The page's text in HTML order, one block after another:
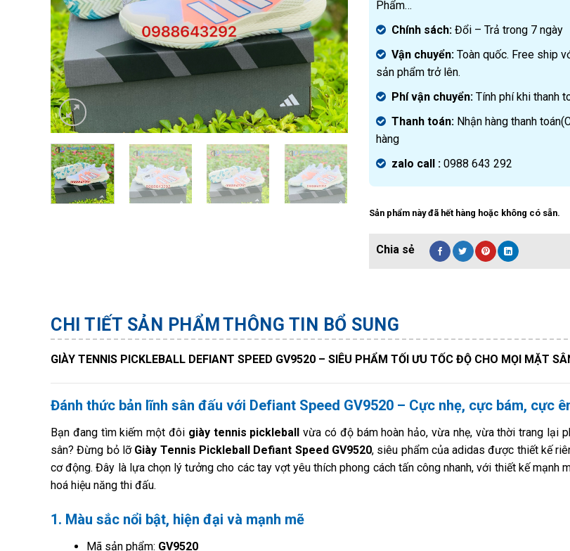
Phẩm…
Chính sách: Đổi – Trả trong 7 ngày
Vận chuyển: Toàn quốc. Free ship
sản phẩm trở lên.
Phí vận chuyển: Tính phí khi thanh
Thanh toán: Nhận hàng thanh
hàng
zalo call : 0988 643 292
Sản phẩm này đã hết hàng hoặc không có sẵn.
CHI TIẾT SẢN PHẨM THÔNG TIN BỔ SUNG
GIÀY TENNIS PICKLEBALL DEFIANT SPEED GV9520 – SIÊU PHẨM TỐI ƯU TỐC ĐỘ CHO MỌI MẶT
Đánh thức bản lĩnh sân đấu với Defiant Speed GV9520 – Cực nhẹ, cực bám, cực
Bạn đang tìm kiếm một đôi giày tennis pickleball vừa có độ bám hoàn hảo, vừa nhẹ, vừa thời trang lại
sân? Đừng bỏ lỡ Giày Tennis Pickleball Defiant Speed GV9520, siêu phẩm của adidas được thiết kế
cơ động. Đây là lựa chọn lý tưởng cho các tay vợt yêu thích phong cách tấn công nhanh, với thiết kế mạnh
hoá hiệu năng thi đấu.
1. Màu sắc nổi bật, hiện đại và mạnh mẽ
Mã sản phẩm: GV9520